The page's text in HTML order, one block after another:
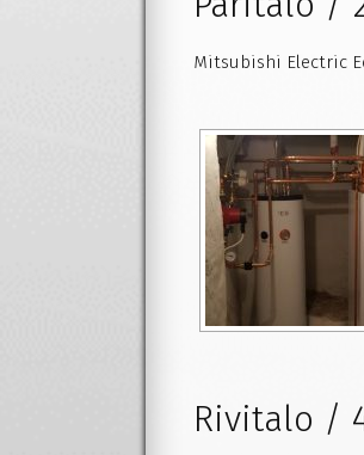
Mitsubishi Electric
Rivitalo /